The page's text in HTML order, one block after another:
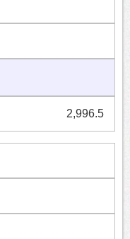
2,996.5